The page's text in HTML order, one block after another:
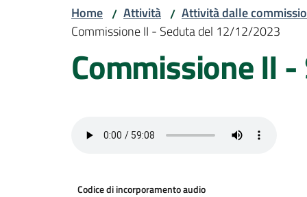
Home / Attività / Attività dalle
Commissione II - Seduta del 12/12/2023
Commissione II
Codice di incorporamento audio